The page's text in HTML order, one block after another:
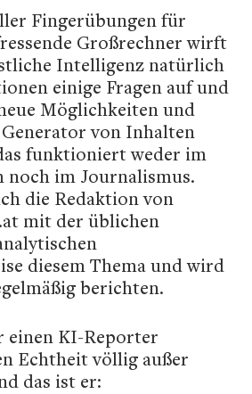
Fingerübungen für
Großrechner wirft
Intelligenz natürlich
einige Fragen auf und
Möglichkeiten und
von Inhalten
funktioniert weder im
noch im Journalismus.
die Redaktion von
mit der üblichen
diesem Thema und wird
berichten.
einen KI-Reporter
Echtheit völlig außer
das ist er: